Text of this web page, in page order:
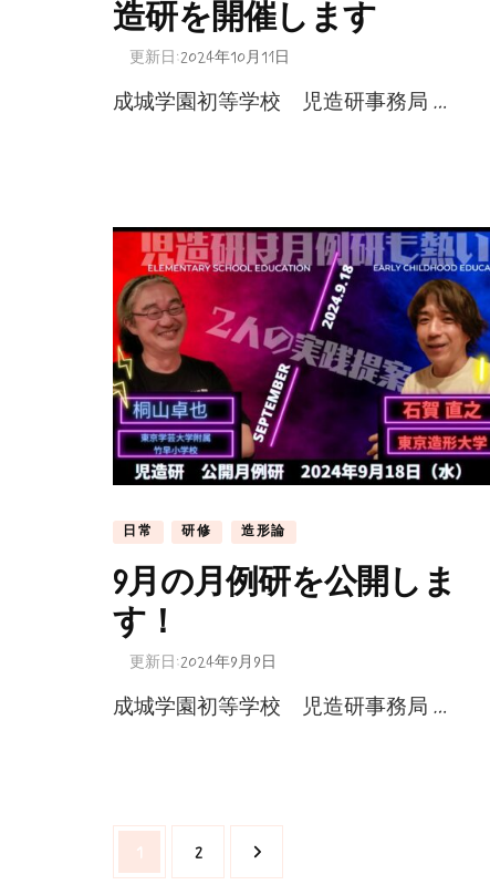
造研を開催します
更新日:2024年10月11日
成城学園初等学校 児造研事務局 …
日常 研修 造形論
9月の月例研を公開しま
す！
更新日:2024年9月9日
成城学園初等学校 児造研事務局 …
投
稿
固1 固
2